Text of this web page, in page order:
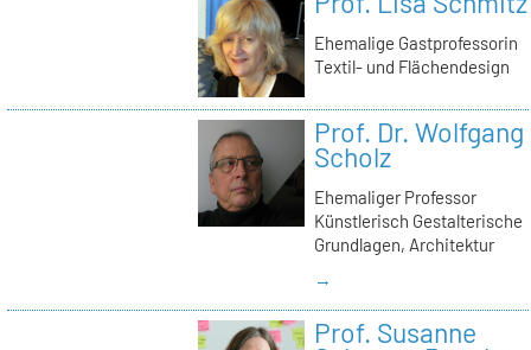
Ehemalige Gastprofessorin
Textil- und Flächendesign
Prof. Dr. Wolfgang
Scholz
Ehemaliger Professor
Künstlerisch Gestalterische
Grundlagen, Architektur
→
Prof. Susanne